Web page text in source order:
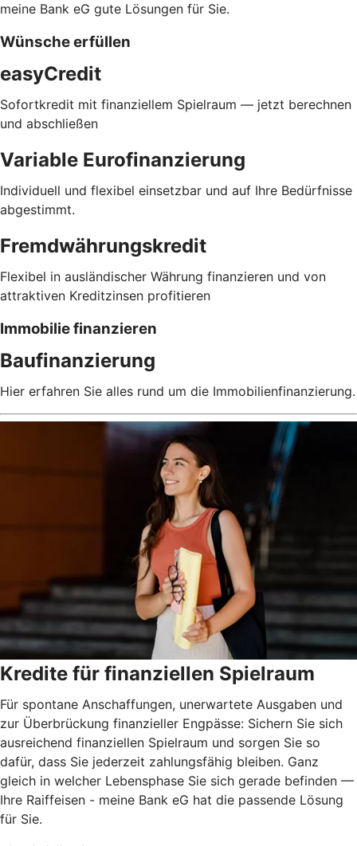
meine Bank eG gute Lösungen für Sie.
Wünsche erfüllen
easyCredit
Sofortkredit mit finanziellem Spielraum — jetzt berechnen
und abschließen
Variable Eurofinanzierung
Individuell und flexibel einsetzbar und auf Ihre Bedürfnisse
abgestimmt.
Fremdwährungskredit
Flexibel in ausländischer Währung finanzieren und von
attraktiven Kreditzinsen profitieren
Immobilie finanzieren
Baufinanzierung
Hier erfahren Sie alles rund um die Immobilienfinanzierung.
Kredite für finanziellen Spielraum
Für spontane Anschaffungen, unerwartete Ausgaben und
zur Überbrückung finanzieller Engpässe: Sichern Sie sich
ausreichend finanziellen Spielraum und sorgen Sie so
dafür, dass Sie jederzeit zahlungsfähig bleiben. Ganz
gleich in welcher Lebensphase Sie sich gerade befinden —
Ihre Raiffeisen - meine Bank eG hat die passende Lösung
für Sie.